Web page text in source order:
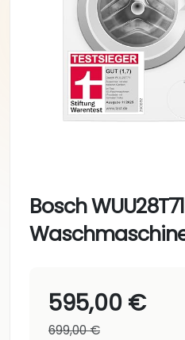
Bosch WUU28T71
595,00 €
699,00 €